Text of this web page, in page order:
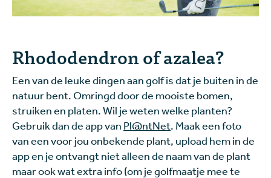
Rhododendron of azalea?
Een van de leuke dingen aan golf is dat je buiten in de
natuur bent. Omringd door de mooiste bomen,
struiken en platen. Wil je weten welke planten?
Gebruik dan de app van Pl@ntNet. Maak een foto
van een voor jou onbekende plant, upload hem in de
app en je ontvangt niet alleen de naam van de plant
maar ook wat extra info (om je golfmaatje mee te